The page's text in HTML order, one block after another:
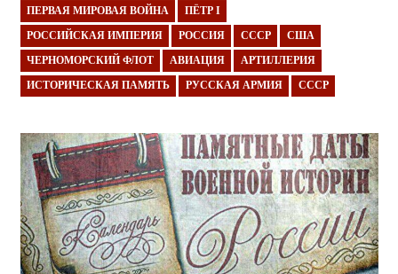
ПЕРВАЯ МИРОВАЯ ВОЙНА ПЁТР I
РОССИЙСКАЯ ИМПЕРИЯ РОССИЯ СССР США
ЧЕРНОМОРСКИЙ ФЛОТ АВИАЦИЯ АРТИЛЛЕРИЯ
ИСТОРИЧЕСКАЯ ПАМЯТЬ РУССКАЯ АРМИЯ СССР